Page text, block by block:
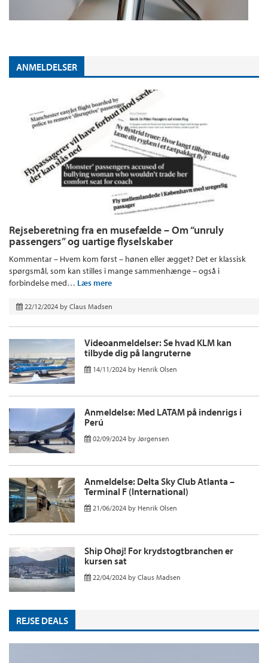
ANMELDELSER
Rejseberetning fra en musefælde – Om “unruly
passengers” og uartige flyselskaber
Kommentar – Hvem kom først – hønen eller ægget? Det er klassisk
spørgsmål, som kan stilles i mange sammenhænge – også i
forbindelse med… Læs mere
22/12/2024 by Claus Madsen
Videoanmeldelser: Se hvad KLM kan
tilbyde dig på langruterne
14/11/2024 by Henrik Olsen
Anmeldelse: Med LATAM på indenrigs i
Perú
02/09/2024 by Jørgensen
Anmeldelse: Delta Sky Club Atlanta –
Terminal F (International)
21/06/2024 by Henrik Olsen
Ship Ohøj! For krydstogtbranchen er
kursen sat
22/04/2024 by Claus Madsen
REJSE DEALS